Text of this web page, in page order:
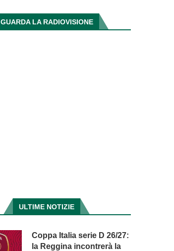
GUARDA LA RADIOVISIONE
ULTIME NOTIZIE
Coppa Italia serie D 26/27:
la Reggina incontrerà la